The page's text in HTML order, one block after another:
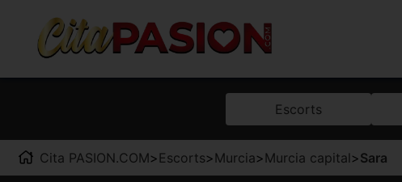
Escorts
Cita PASION.COM>Escorts>Murcia>Murcia capital >Sara